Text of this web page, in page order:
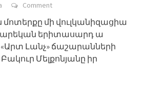
Comment
մոտերքը մի վուլկանիզացիա
երիտասարդ ա
Լանչ» ճաշարանների
Մելքոնյանը իր